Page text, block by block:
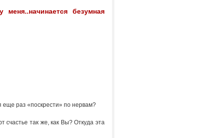
безумная
еще раз «поскрести» по нервам?
так же, как Вы? Откуда эта